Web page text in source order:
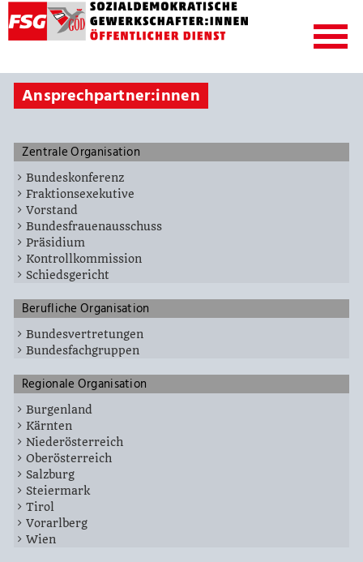
Ansprechpartner:innen
Zentrale Organisation
Bundeskonferenz
Fraktionsexekutive
Vorstand
Bundesfrauenausschuss
Präsidium
Kontrollkommission
Schiedsgericht
Berufliche Organisation
Bundesvertretungen
Bundesfachgruppen
Regionale Organisation
Burgenland
Kärnten
Niederösterreich
Oberösterreich
Salzburg
Steiermark
Tirol
Vorarlberg
Wien